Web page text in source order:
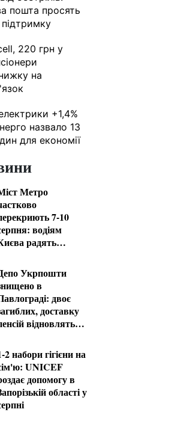
пошта просять
220 грн у
на
+1,4%
назвало 13
для економії
Метро
7-10
водіям
радять
Укрпошти
в
двоє
доставку
відновлять
2 набори гігієни на
UNICEF
допомогу в
області у